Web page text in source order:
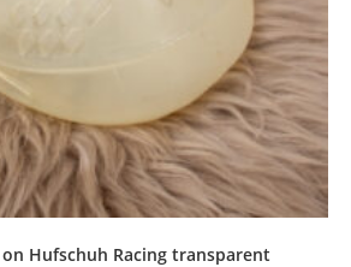
Hufschuh Racing transparent